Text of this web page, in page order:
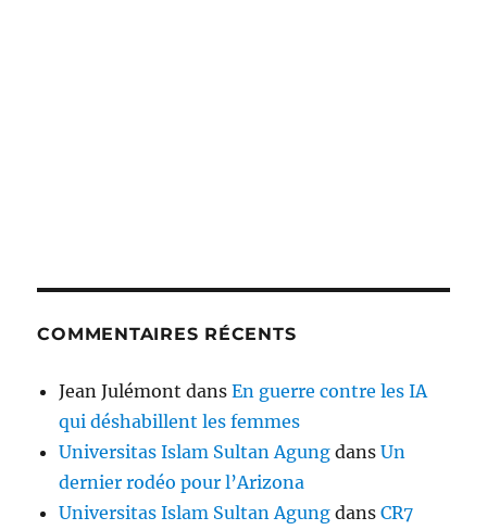
COMMENTAIRES RÉCENTS
Jean Julémont dansEn guerre contre les IA
qui déshabillent les femmes
Universitas Islam Sultan Agung dansUn
dernier rodéo pour l’Arizona
Universitas Islam Sultan Agung dansCR7